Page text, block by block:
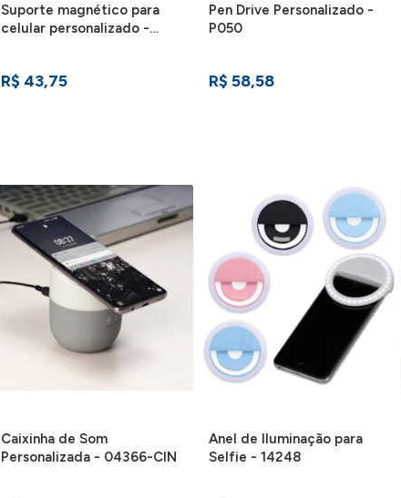
Suporte magnético para
celular personalizado -
R$ 43,75
Pen Drive Personalizado -
P050
R$ 58,58
Caixinha de Som
Personalizada - 04366-CIN
Anel de Iluminação para
Selfie - 14248